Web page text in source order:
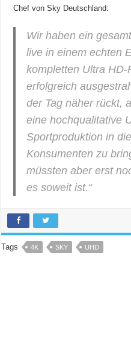
Chef von Sky Deutschland:
Wir haben ein
live in einem echten
kompletten Ultra
erfolgreich
der Tag näher rückt,
eine hochqualitative
Sportproduktion in
Konsumenten zu
müssten aber erst
es soweit ist.“
Tags 4K SKY UHD